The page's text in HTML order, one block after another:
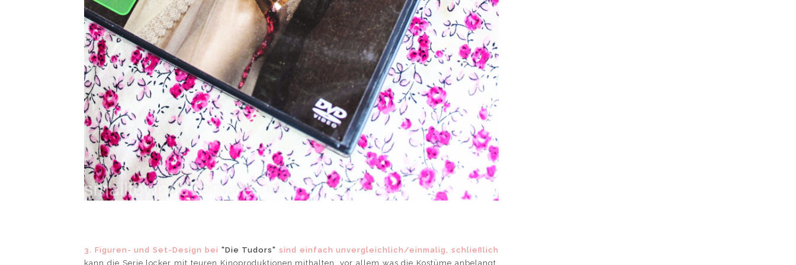
3. Figuren- und Set-Design bei "Die Tudors" sind einfach unvergleichlich/einmalig, schließlich
kann die Serie locker mit teuren Kinoproduktionen mithalten, vor allem was die Kostüme anbelangt,